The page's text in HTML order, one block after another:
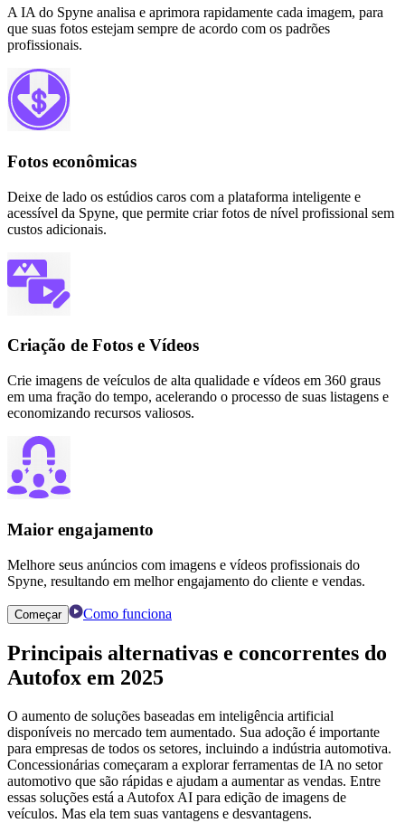
A IA do Spyne analisa e aprimora rapidamente cada imagem, para
que suas fotos estejam sempre de acordo com os padrões
profissionais.
Fotos econômicas
Deixe de lado os estúdios caros com a plataforma inteligente e
acessível da Spyne, que permite criar fotos de nível profissional sem
custos adicionais.
Criação de Fotos e Vídeos
Crie imagens de veículos de alta qualidade e vídeos em 360 graus
em uma fração do tempo, acelerando o processo de suas listagens e
economizando recursos valiosos.
Maior engajamento
Melhore seus anúncios com imagens e vídeos profissionais do
Spyne, resultando em melhor engajamento do cliente e vendas.
Começar Como funciona
Principais alternativas e concorrentes do
Autofox em 2025
O aumento de soluções baseadas em inteligência artificial
disponíveis no mercado tem aumentado. Sua adoção é importante
para empresas de todos os setores, incluindo a indústria automotiva.
Concessionárias começaram a explorar ferramentas de IA no setor
automotivo que são rápidas e ajudam a aumentar as vendas. Entre
essas soluções está a Autofox AI para edição de imagens de
veículos. Mas ela tem suas vantagens e desvantagens.